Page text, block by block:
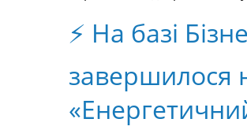
⚡️ На базі
завершилося